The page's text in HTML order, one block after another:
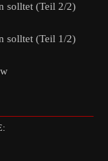
solltet (Teil 2/2)
solltet (Teil 1/2)